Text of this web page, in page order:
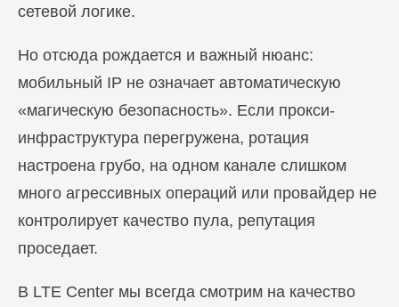
сетевой логике.
Но отсюда рождается и важный нюанс:
мобильный IP не означает автоматическую
«магическую безопасность». Если прокси-
инфраструктура перегружена, ротация
настроена грубо, на одном канале слишком
много агрессивных операций или провайдер не
контролирует качество пула, репутация
проседает.
В LTE Center мы всегда смотрим на качество